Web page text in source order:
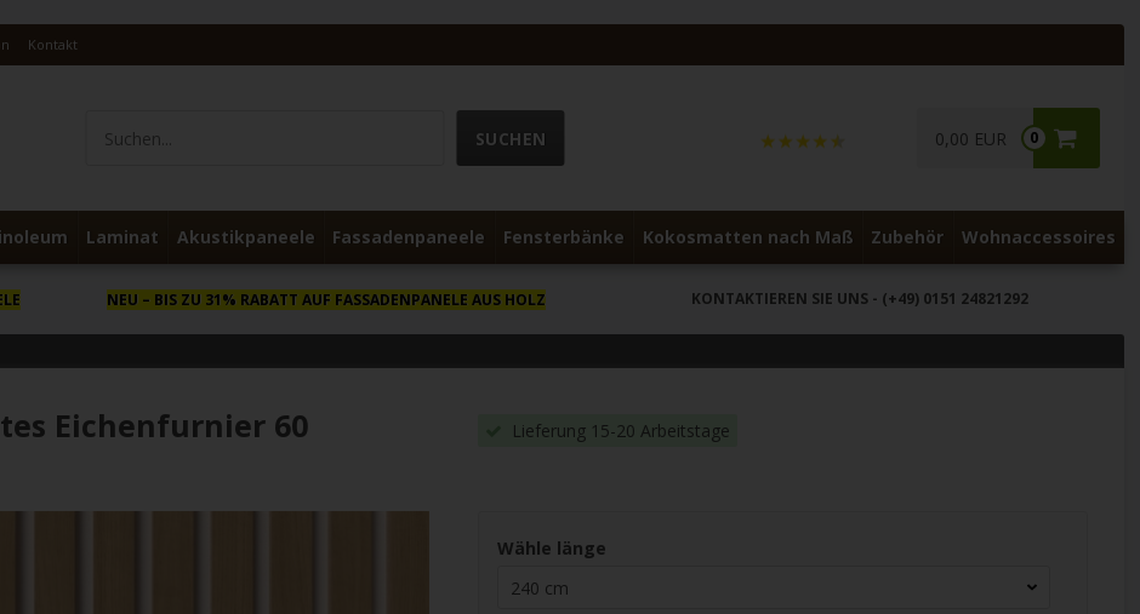
Kontakt
0
0,00 EUR
Laminat Akustikpaneele Fassadenpaneele Fensterbänke Kokosmatten nach Maß Zubehör Wohnaccessoires
NEU – BIS ZU 31% RABATT AUF FASSADENPANELE AUS HOLZ KONTAKTIEREN SIE UNS - (+49) 0151 24821292
Eichenfurnier 60
Lieferung 15-20 Arbeitstage
Wähle länge